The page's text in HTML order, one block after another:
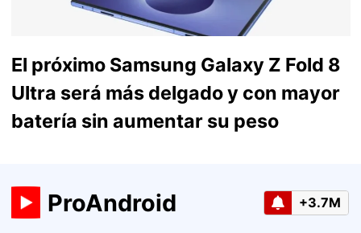
El próximo Samsung Galaxy Z Fold 8
Ultra será más delgado y con mayor
batería sin aumentar su peso
ProAndroid +3.7M